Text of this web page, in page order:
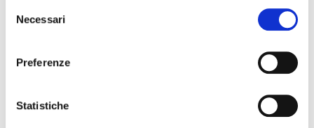
delNecessari
Preferenze
Statistiche
è cultura - è cultura! 2025